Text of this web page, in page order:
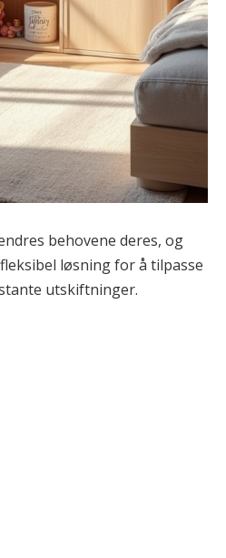
behovene deres, og
løsning for å tilpasse
utskiftninger.